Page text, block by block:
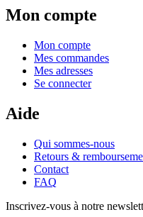
Mon compte
Mon compte
Mes commandes
Mes adresses
Se connecter
Aide
Qui sommes-nous
Retours &
Contact
FAQ
Inscrivez-vous à notre